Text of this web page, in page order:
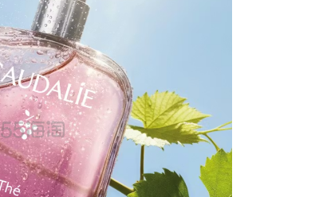
10天18小时
Mytheresa：折扣区时尚上新热卖 关注
TOTEME、ZIMMERMAN 等
享额外9折
Mytheresa